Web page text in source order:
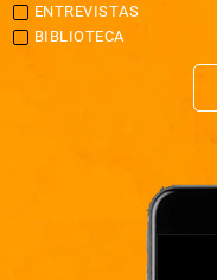
ENTREVISTAS
BIBLIOTECA